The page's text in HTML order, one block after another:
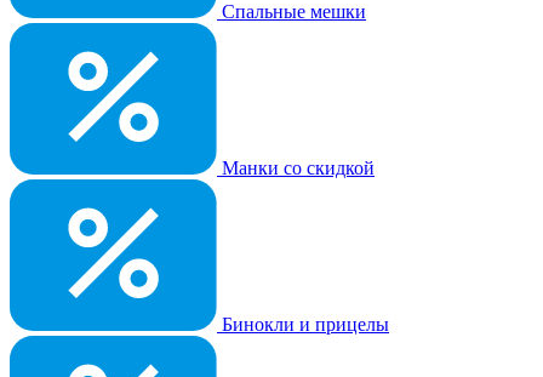
Спальные мешки
Манки со скидкой
Бинокли и прицелы